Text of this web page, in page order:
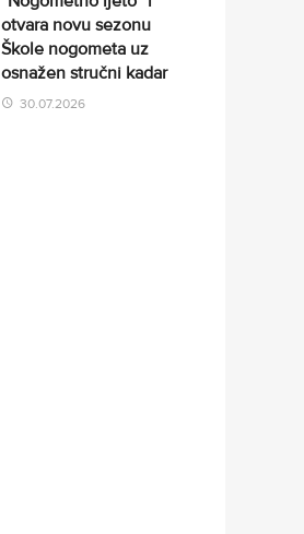
otvara novu sezonu
Škole nogometa uz
osnažen stručni kadar
30.07.2026